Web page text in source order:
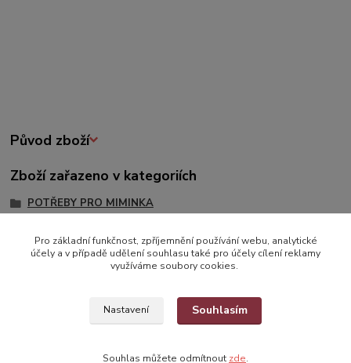
Původ zboží
Zboží zařazeno v kategoriích
POTŘEBY PRO MIMINKA
Bryndáčky
Pro základní funkčnost, zpříjemnění používání webu, analytické
účely a v případě udělení souhlasu také pro účely cílení reklamy
využíváme soubory cookies.
Nastavení Souhlasím
Souhlas můžete odmítnout zde.